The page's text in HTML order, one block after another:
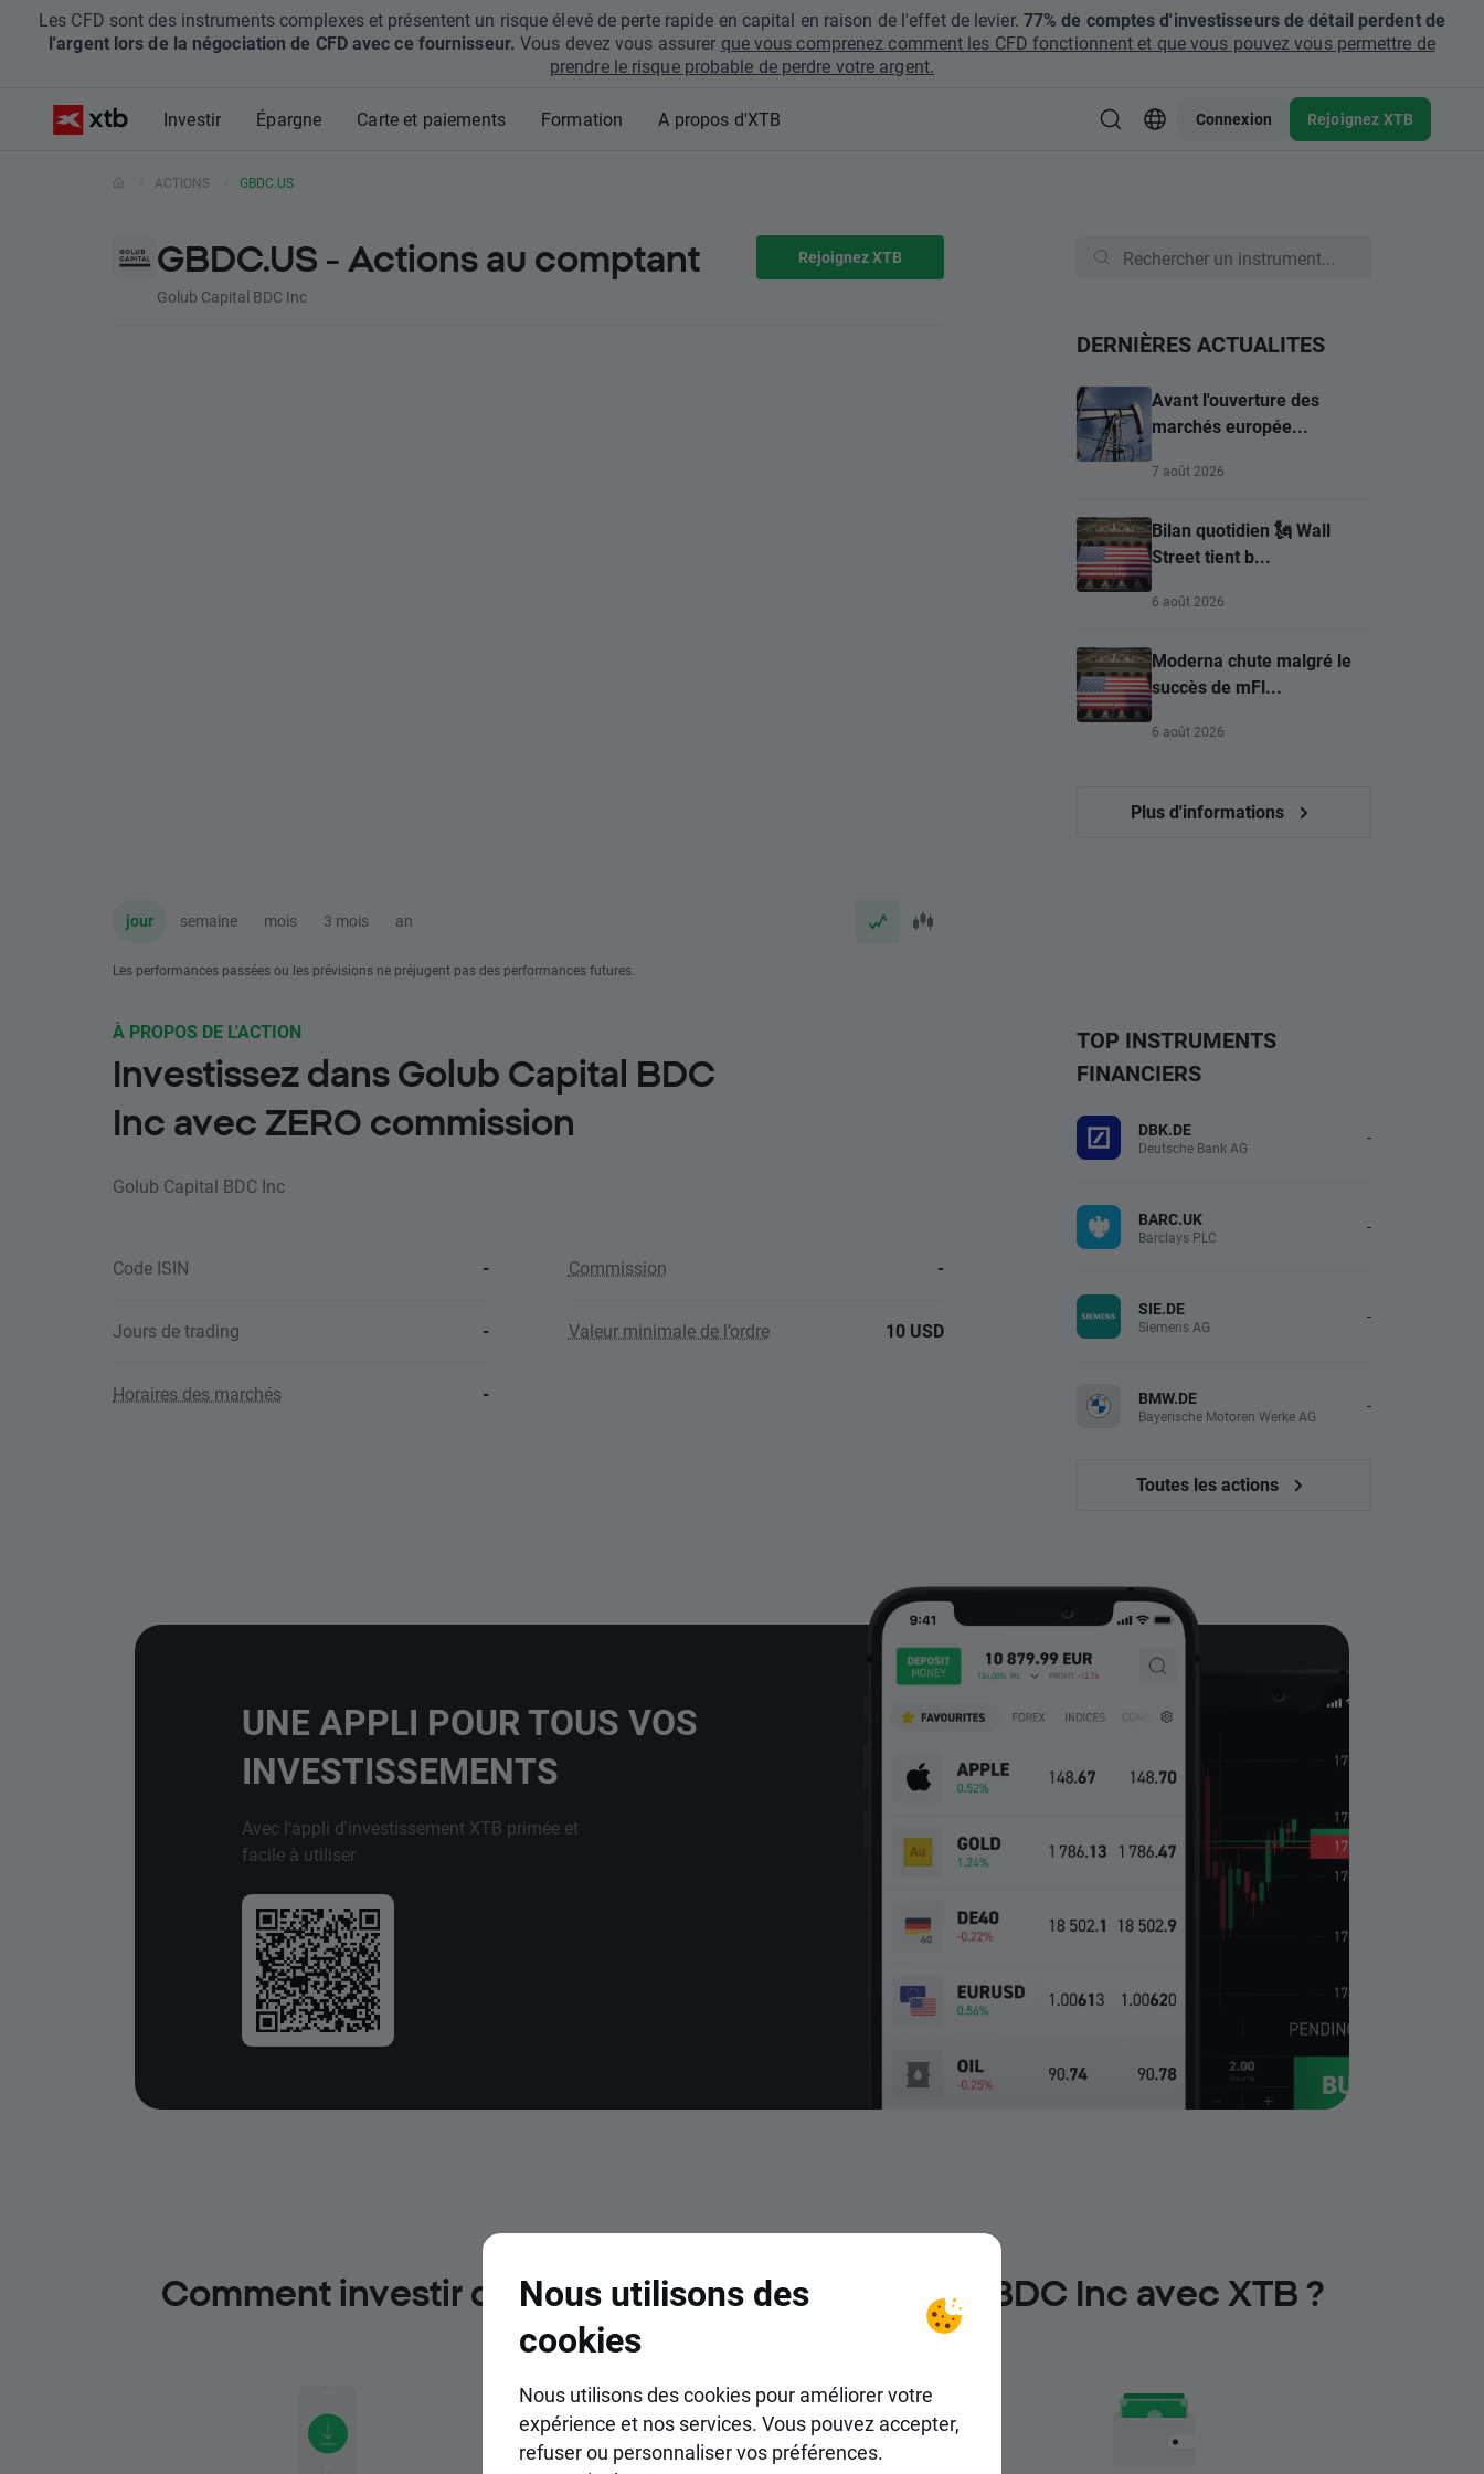
Les CFD sont des instruments complexes et présentent un risque élevé de perte rapide en capital en raison de l'effet de levier. 77% de comptes d'investisseurs de détail perdent de
l'argent lors de la négociation de CFD avec ce fournisseur. Vous devez vous assurer que vous comprenez comment les CFD fonctionnent et que vous pouvez vous permettre de
prendre le risque probable de perdre votre argent.
Investir Épargne Carte et paiements Formation A propos d'XTB Connexion Rejoignez XTB
ACTIONS GBDC.US
GBDC.US - Actions au comptant
Golub Capital BDC Inc
Rejoignez XTB
jour semaine mois 3 mois an
Les performances passées ou les prévisions ne préjugent pas des performances futures.
DERNIÈRES ACTUALITES
Avant l'ouverture des
marchés europée...
7 août 2026
Bilan quotidien 🗽 Wall
Street tient b...
6 août 2026
Moderna chute malgré le
succès de mFl...
6 août 2026
Plus d'informations
À PROPOS DE L'ACTION
Investissez dans Golub Capital BDC
Inc avec ZERO commission
Golub Capital BDC Inc
Code ISIN - Commission -
Jours de trading - Valeur minimale de l’ordre 10 USD
Horaires des marchés -
TOP INSTRUMENTS
FINANCIERS
DBK.DE
Deutsche Bank AG -
BARC.UK
Barclays PLC -
SIE.DE
Siemens AG -
BMW.DE
Bayerische Motoren Werke AG -
Toutes les actions
UNE APPLI POUR TOUS VOS
INVESTISSEMENTS
Avec l'appli d'investissement XTB primée et
facile à utiliser
Comment investir dans les actions Golub Capital BDC Inc avec XTB ?
Nous utilisons des
cookies
Nous utilisons des cookies pour améliorer votre
expérience et nos services. Vous pouvez accepter,
refuser ou personnaliser vos préférences.